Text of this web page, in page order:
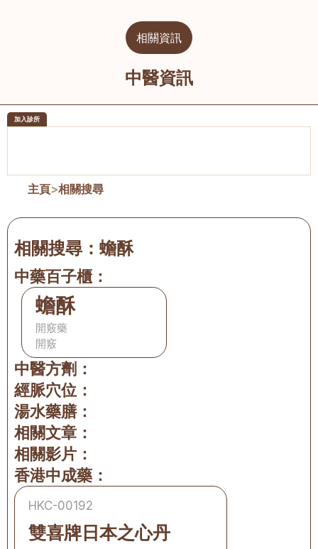
相關資訊
中醫資訊
加入診所
主頁>相關搜尋
相關搜尋： 蟾酥
中藥百子櫃：
蟾酥
開竅藥
開竅
中醫方劑：
經脈穴位：
湯水藥膳：
相關文章：
相關影片：
香港中成藥：
HKC-00192
雙喜牌日本之心丹